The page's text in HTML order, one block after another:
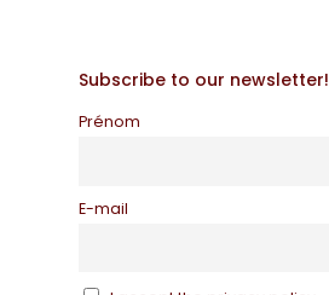
Subscribe to our newsletter!
Prénom
E-mail